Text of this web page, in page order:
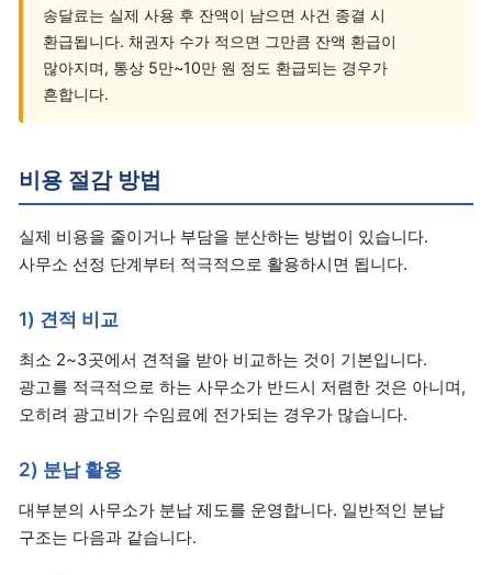
송달료는 실제 사용 후 잔액이 남으면 사건 종결 시
환급됩니다. 채권자 수가 적으면 그만큼 잔액 환급이
많아지며, 통상 5만~10만 원 정도 환급되는 경우가
흔합니다.
비용 절감 방법
실제 비용을 줄이거나 부담을 분산하는 방법이 있습니다.
사무소 선정 단계부터 적극적으로 활용하시면 됩니다.
1) 견적 비교
최소 2~3곳에서 견적을 받아 비교하는 것이 기본입니다.
광고를 적극적으로 하는 사무소가 반드시 저렴한 것은 아니며,
오히려 광고비가 수임료에 전가되는 경우가 많습니다.
2) 분납 활용
대부분의 사무소가 분납 제도를 운영합니다. 일반적인 분납
구조는 다음과 같습니다.